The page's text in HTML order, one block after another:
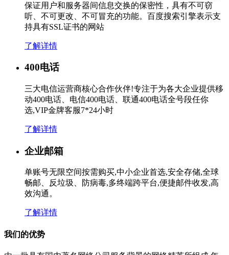
保证用户和服务器间信息交换的保密性，具有不可窃
听、不可更改、不可冒充的功能。百度搜索引擎表示支
持具有SSL证书的网站
了解详情
400电话
三大电信运营商核心合作伙伴!专注于为各大企业提供移
动400电话、电信400电话、联通400电话全号段任你
选,VIP金牌客服7*24小时
了解详情
企业邮箱
单账号无限空间按需购买,中小企业首选,安全存储,全球
畅邮、反垃圾、防病毒,多终端跨平台,便捷邮件收发,高
效沟通。
了解详情
我们的优势